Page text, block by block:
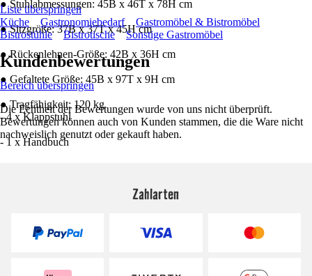
● Stuhlabmessungen: 45B x 46T x 78H cm
● Sitzgröße: 37B x 37T x 45H cm
● Rückenlehnen-Größe: 42B x 36H cm
● Gefaltete Größe: 45B x 97T x 9H cm
● Tragfähigkeit: 120 kg
- 4 x Klappstuhl
- 1 x Handbuch
Liste überspringen
Küche
Gastronomiebedarf
Gastromöbel & Bistromöbel
Bistrostühle
Bistrotische Sonstige Gastromöbel
Kundenbewertungen
Bereich überspringen
Die Echtheit der Bewertungen wurde von uns nicht überprüft.
Bewertungen können auch von Kunden stammen, die die Ware nicht
nachweislich genutzt oder gekauft haben.
Zahlarten